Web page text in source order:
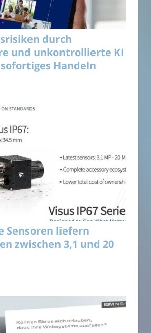
durch
und unkontrollierte KI
Handeln
Sensoren liefern
zwischen 3,1 und 20